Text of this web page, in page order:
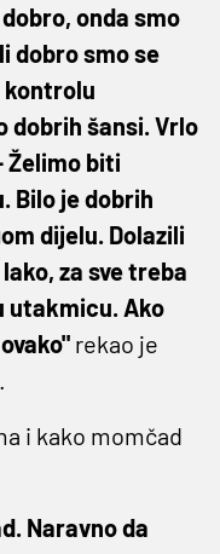
onda smo
dobro smo se
kontrolu
dobrih šansi. Vrlo
Želimo biti
Bilo je dobrih
dijelu. Dolazili
za sve treba
utakmicu. Ako
rekao je
i kako momčad
Naravno da